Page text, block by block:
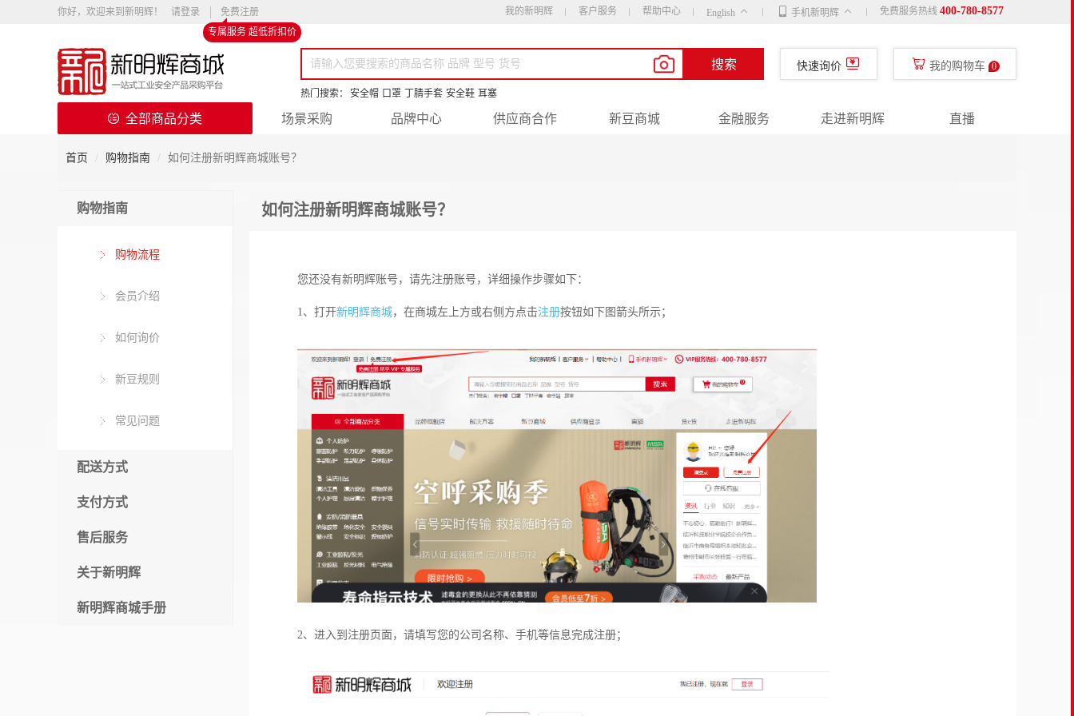
你好，欢迎来到新明辉！ 请登录
免费注册
专属服务 超低折扣价
我的新明辉 客户服务 帮助中心 English 手机新明辉 免费服务热线 400-780-8577
搜索
热门搜索： 安全帽 口罩 丁腈手套 安全鞋 耳塞
快速询价 我的购物车 0
全部商品分类 场景采购 品牌中心 供应商合作 新豆商城 金融服务 走进新明辉 直播
首页 购物指南 如何注册新明辉商城账号？
购物指南
购物流程
会员介绍
如何询价
新豆规则
常见问题
配送方式
支付方式
售后服务
关于新明辉
新明辉商城手册
如何注册新明辉商城账号？
您还没有新明辉账号，请先注册账号，详细操作步骤如下：
1、打开新明辉商城，在商城左上方或右侧方点击注册按钮如下图箭头所示；
2、进入到注册页面，请填写您的公司名称、手机等信息完成注册；